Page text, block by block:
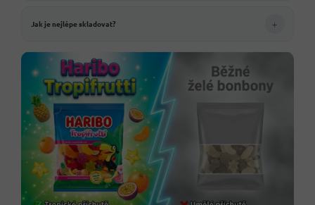
Jak je nejlépe skladovat? +